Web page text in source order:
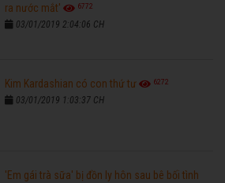
ra nước mắt'
6772
03/01/2019 2:04:06 CH
Kim Kardashian có con thứ tư 6272
03/01/2019 1:03:37 CH
'Em gái trà sữa' bị đồn ly hôn sau bê bối tình